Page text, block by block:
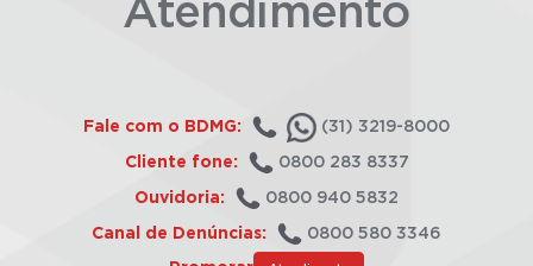
Atendimento
Fale com o BDMG: (31) 3219-8000
Cliente fone: 0800 283 8337
Ouvidoria: 0800 940 5832
Canal de Denúncias: 0800 580 3346